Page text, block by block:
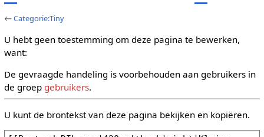
←Categorie:Tiny
U hebt geen toestemming om deze pagina te bewerken,
want:
De gevraagde handeling is voorbehouden aan gebruikers in
de groep gebruikers.
U kunt de brontekst van deze pagina bekijken en kopiëren.